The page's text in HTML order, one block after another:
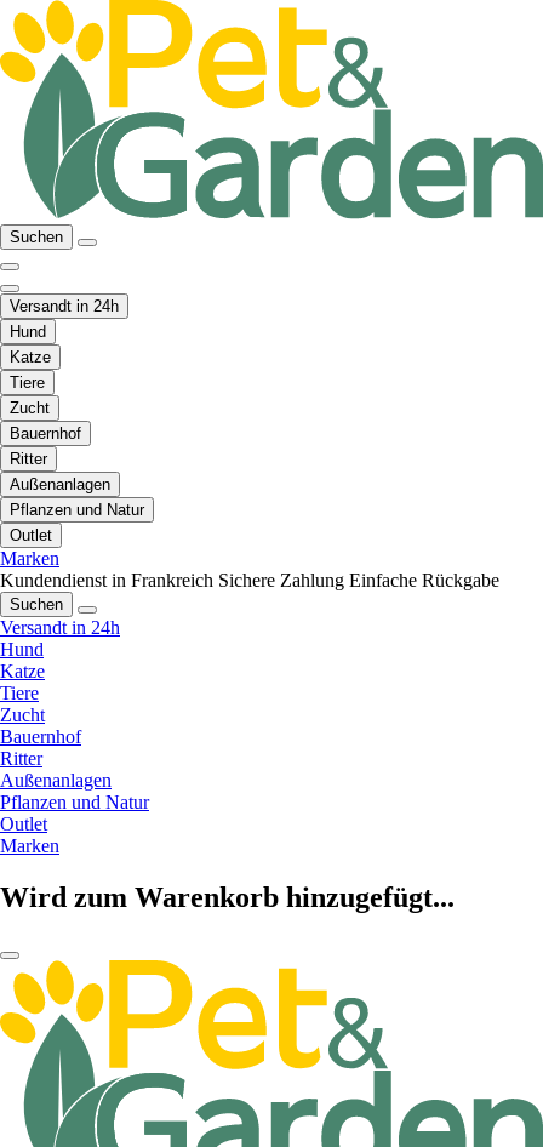
Suchen
Versandt in 24h
Hund
Katze
Tiere
Zucht
Bauernhof
Ritter
Außenanlagen
Pflanzen und Natur
Outlet
Marken
Kundendienst in Frankreich Sichere Zahlung Einfache Rückgabe
Suchen
Versandt in 24h
Hund
Katze
Tiere
Zucht
Bauernhof
Ritter
Außenanlagen
Pflanzen und Natur
Outlet
Marken
Wird zum Warenkorb hinzugefügt...